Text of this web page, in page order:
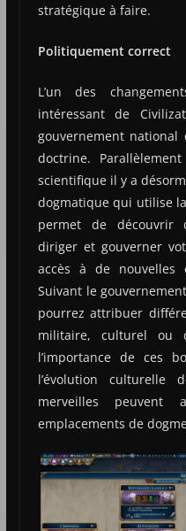
stratégique à faire.
Politiquement correct
L’un des
intéressant de
gouvernement
doctrine.
scientifique il y a
dogmatique qui utilise
permet de découvrir
diriger et gouverner
accès à de nouvelles
Suivant le
pourrez attribuer
militaire, culturel ou
l’importance de ces
l’évolution culturelle
merveilles peuvent
emplacements de